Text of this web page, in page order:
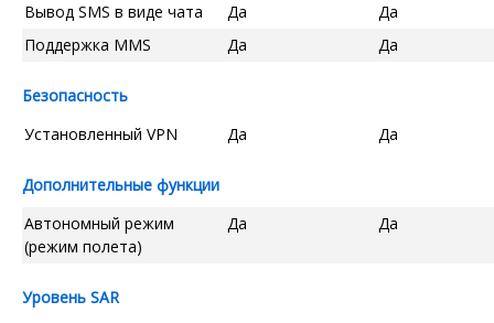
Вывод SMS в виде чата Да
Да
Поддержка MMS
Да Да
Безопасность
Установленный VPN
Да Да
Дополнительные функции
Автономный режим
(режим полета)
Да Да
Уровень SAR